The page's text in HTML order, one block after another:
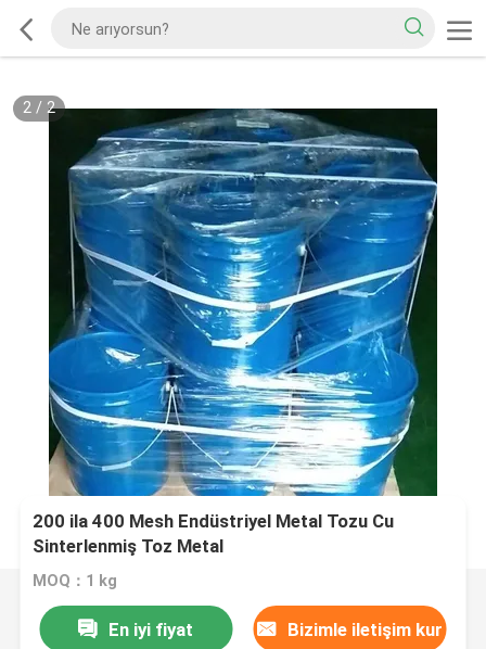
2/ 2
200 ila 400 Mesh Endüstriyel Metal Tozu Cu
Sinterlenmiş Toz Metal
MOQ：1 kg
En iyi fiyat Bizimle iletişim kur